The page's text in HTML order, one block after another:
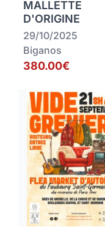
MALLETTE
D'ORIGINE
29/10/2025
Biganos
380.00€